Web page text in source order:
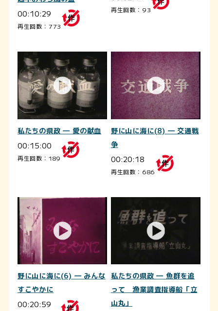
00:10:29
再生回数：773
再生回数：93
私たちの県政 ― 愛の献血
00:15:00
再生回数：189
野に山に海に(8) ― 交通戦
争
00:20:18
再生回数：686
野に山に海に(6) ― みんな
すこやかに
00:20:59
私たちの県政 ― 魚群を追
って 漁業調査指導船「立
山丸」